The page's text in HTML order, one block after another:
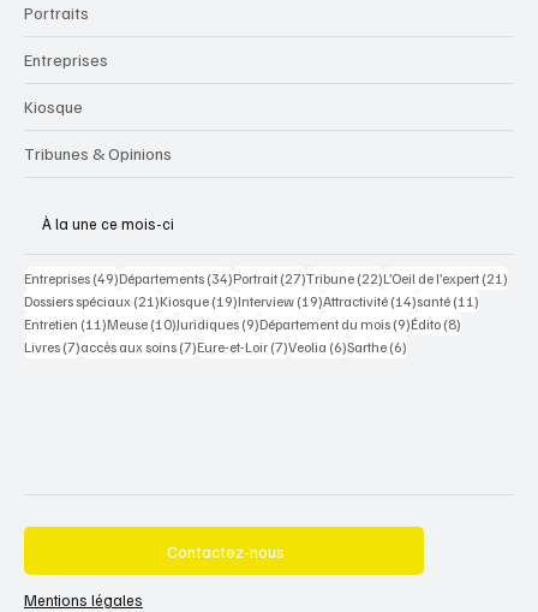
Portraits
Entreprises
Kiosque
Tribunes & Opinions
À la une ce mois-ci
Entreprises (49)49 posts
Départements (34)34 posts
Portrait (27)27 posts
Tribune (22)22 posts
L’Oeil de l’expert (21)
Dossiers spéciaux (21)21 posts
Kiosque (19)19 posts
Interview (19)19 posts
Attractivité (14)14 posts
santé (11)
Entretien (11)11 posts
Meuse (10)10 posts
Juridiques (9)9 posts
Département du mois (9)9 posts
Édito (8)
Livres (7)7 posts
accès aux soins (7)7 posts
Eure-et-Loir (7)7 posts
Veolia (6)6 posts
Sarthe (6)
Contactez-nous
Mentions légales